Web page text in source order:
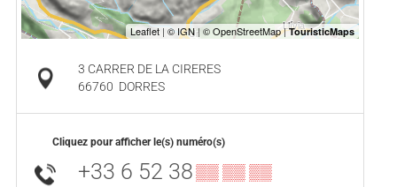
3 CARRER DE LA CIRERES
66760 DORRES
Cliquez pour afficher le(s) numéro(s)
+33 6 52 38▒▒ ▒▒ ▒▒